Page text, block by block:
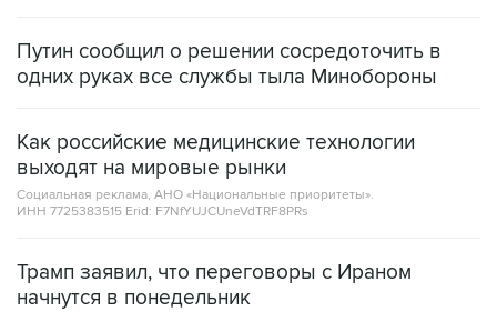
Путин сообщил о решении сосредоточить в
одних руках все службы тыла Минобороны
Как российские медицинские технологии
выходят на мировые рынки
Социальная реклама, АНО «Национальные приоритеты».
ИНН 7725383515 Erid: F7NfYUJCUneVdTRF8PRs
Трамп заявил, что переговоры с Ираном
начнутся в понедельник